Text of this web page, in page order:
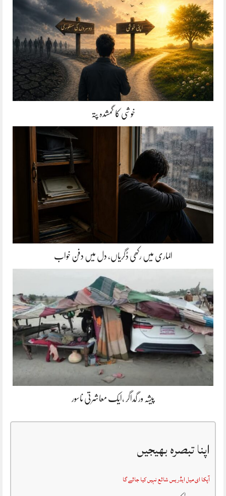
خوشی کا گمشدہ پتہ
الماری میں رکھی ڈگریاں، دل میں دفن خواب
پیشہ ور گداگر ،ایک معاشرتی ناسور
اپنا تبصرہ بھیجیں
آپکا ای میل ایڈریس شائع نہیں کیا جائے گا